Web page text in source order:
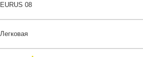
EURUS 08
Легковая